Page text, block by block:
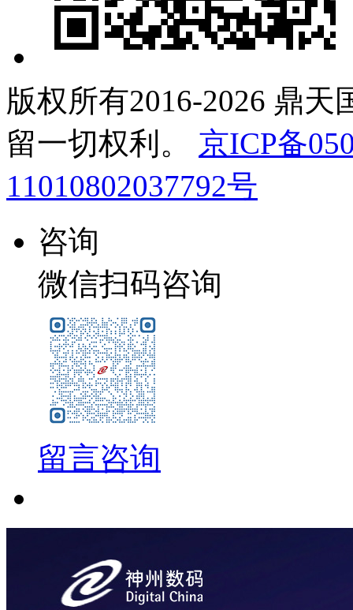
版权所有2016-2026 鼎天
留一切权利。
京ICP备
11010802037792号
咨询
微信扫码咨询
留言咨询